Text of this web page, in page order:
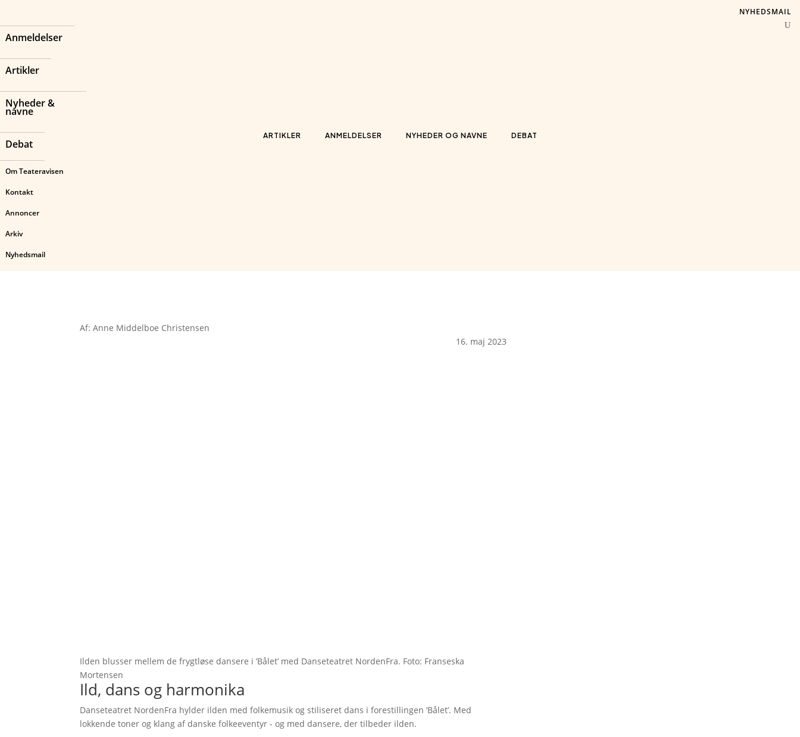
Anmeldelser
Artikler
Nyheder &
navne
Debat
Om Teateravisen
Kontakt
Annoncer
Arkiv
Nyhedsmail
ARTIKLER ANMELDELSER NYHEDER OG NAVNE DEBAT
NYHEDSMAIL
Af: Anne Middelboe Christensen
16. maj 2023
Ilden blusser mellem de frygtløse dansere i ’Bålet’ med Danseteatret NordenFra. Foto: Franseska
Mortensen
Ild, dans og harmonika
Danseteatret NordenFra hylder ilden med folkemusik og stiliseret dans i forestillingen ’Bålet’. Med
lokkende toner og klang af danske folkeeventyr - og med dansere, der tilbeder ilden.